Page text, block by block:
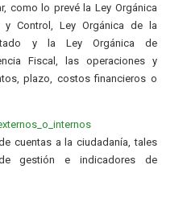
como lo prevé la Ley Orgánica
y Control, Ley Orgánica de la
y la Ley Orgánica de
Fiscal, las operaciones y
plazo, costos financieros o
cuentas a la ciudadanía, tales
gestión e indicadores de